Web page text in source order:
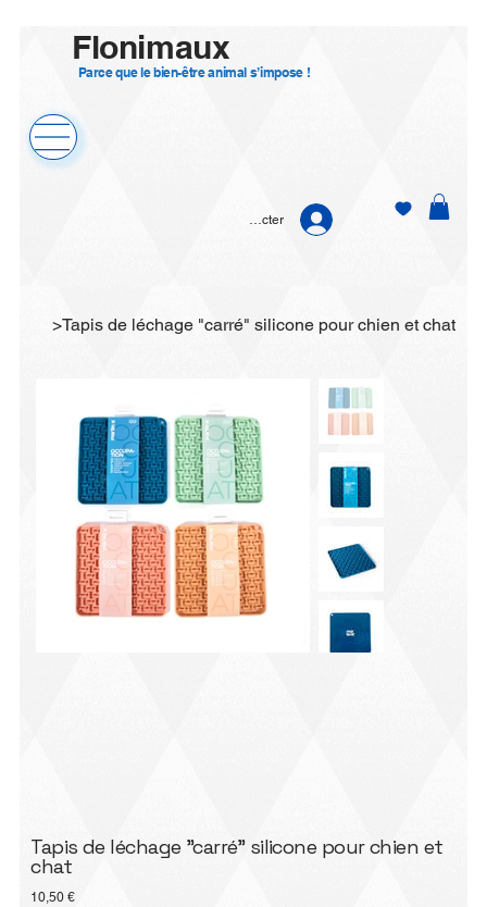
Flonimaux
Parce que le bien-être animal s’impose !
Se connecter
>Tapis de léchage "carré" silicone pour chien et chat
Tapis de léchage "carré" silicone pour chien et
chat
Prix
10,50 €